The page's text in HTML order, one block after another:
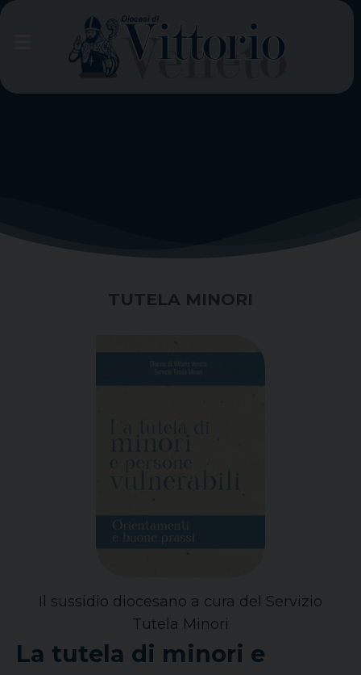
Skip
TUTELA MINORI
Il sussidio diocesano a cura del Servizio
Tutela Minori
La tutela di minori e